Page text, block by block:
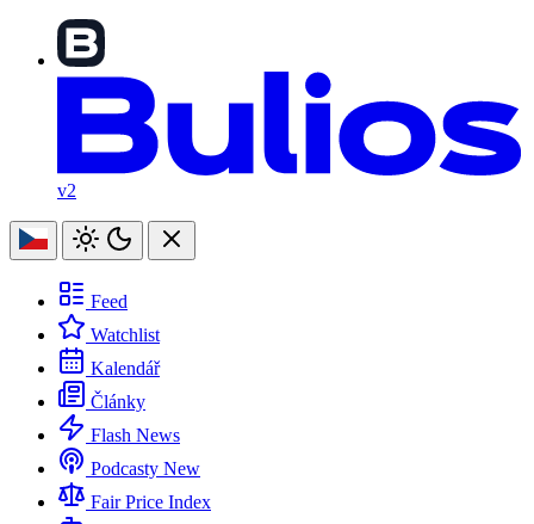
v2
Feed
Watchlist
Kalendář
Články
Flash News
Podcasty New
Fair Price Index